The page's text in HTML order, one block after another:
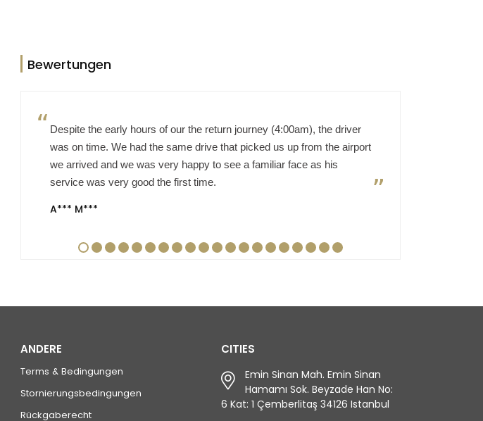
Bewertungen
Despite the early hours of our the return journey (4:00am), the driver
was on time. We had the same drive that picked us up from the airport
we arrived and we was very happy to see a familiar face as his
service was very good the first time.
A*** M***
ANDERE
Terms & Bedingungen
Stornierungsbedingungen
Rückgaberecht
CITIES
Emin Sinan Mah. Emin Sinan
Hamamı Sok. Beyzade Han No:
6 Kat: 1 Çemberlitaş 34126 Istanbul